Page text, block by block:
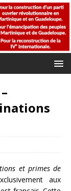
et primes de
aux